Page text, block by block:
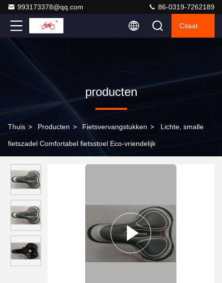
993173378@qq.com 86-0319-7262189
Citaat
producten
Thuis > Producten > Fietsvervangstukken > Lichte, smalle
fietszadel Comfortabel fietsstoel Eco-vriendelijk